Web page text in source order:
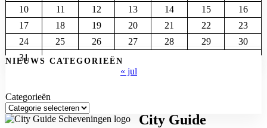
10
11 12 13 14 15
16
17
18 19 20 21 22
23
24
25 26 27 28 29
30
31
« jul
NIEUWS CATEGORIEËN
Categorieën
City Guide